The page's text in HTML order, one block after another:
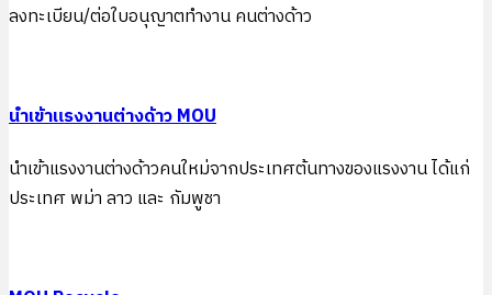
ลงทะเบียน/ต่อใบอนุญาตทำงาน คนต่างด้าว
นำเข้าแรงงานต่างด้าว MOU
นำเข้าแรงงานต่างด้าวคนใหม่จากประเทศต้นทางของแรงงาน ได้แก่
ประเทศ พม่า ลาว และ กัมพูชา